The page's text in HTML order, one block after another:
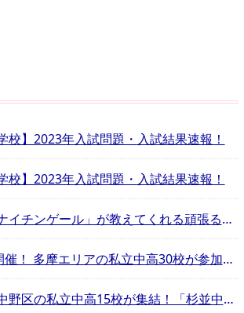
校】2023年入試問題・入試結果速報！
校】2023年入試問題・入試結果速報！
「明治のナイチンゲール」が教えてくれる頑張るヒントとは？
5/24(日)開催！ 多摩エリアの私立中高30校が参加する合同相談会
杉並区・中野区の私立中高15校が集結！「杉並中野私立中学高等学校フェア」